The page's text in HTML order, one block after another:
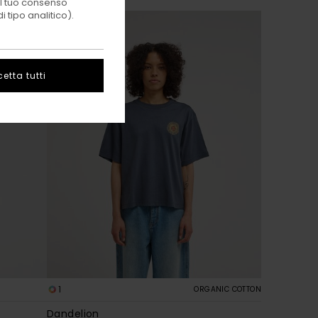
NUOVI ARRIVI
1 ORGANIC COTTON
Dandelion
tipo analitico).
tutti